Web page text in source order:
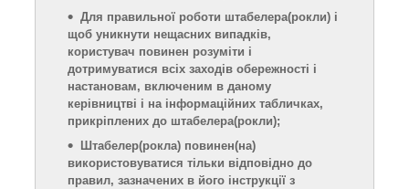
Для правильної роботи штабелера(рокли) і
щоб уникнути нещасних випадків,
користувач повинен розуміти і
дотримуватися всіх заходів обережності і
настановам, включеним в даному
керівництві і на інформаційних табличках,
прикріплених до штабелера(рокли);
Штабелер(рокла) повинен(на)
використовуватися тільки відповідно до
правил, зазначених в його інструкції з